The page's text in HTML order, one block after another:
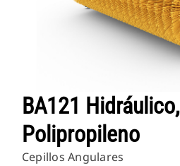
BA121 Hidráulico,
Polipropileno
Cepillos Angulares